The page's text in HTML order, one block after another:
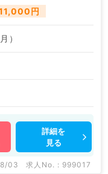
円
）
詳細を
見る
03 求人No. : 999017